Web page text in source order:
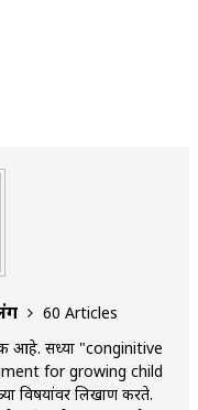
60 Articles
आहे. सध्या "conginitive
for growing child
विषयांवर लिखाण करते.